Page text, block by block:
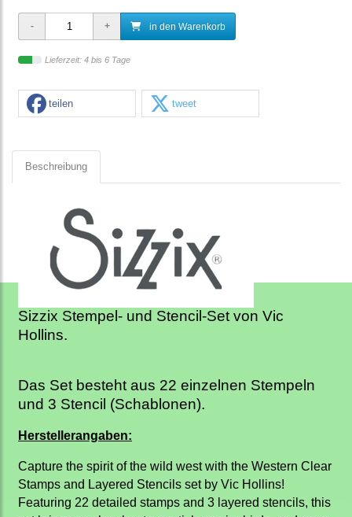
in den Warenkorb
Lieferzeit: 4 bis 6 Tage
teilen tweet
Beschreibung
Sizzix Stempel- und Stencil-Set von Vic
Hollins.
Das Set besteht aus 22 einzelnen Stempeln
und 3 Stencil (Schablonen).
Herstellerangaben:
Capture the spirit of the wild west with the Western Clear
Stamps and Layered Stencils set by Vic Hollins!
Featuring 22 detailed stamps and 3 layered stencils, this